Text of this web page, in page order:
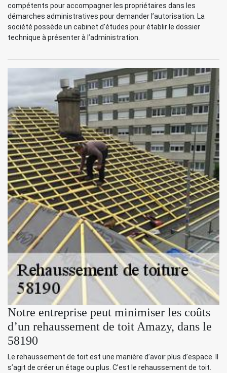
compétents pour accompagner les propriétaires dans les
démarches administratives pour demander l’autorisation. La
société possède un cabinet d’études pour établir le dossier
technique à présenter à l’administration.
Notre entreprise peut minimiser les coûts
d’un rehaussement de toit Amazy, dans le
58190
Le rehaussement de toit est une manière d’avoir plus d’espace. Il
s’agit de créer un étage ou plus. C’est le rehaussement de toit.